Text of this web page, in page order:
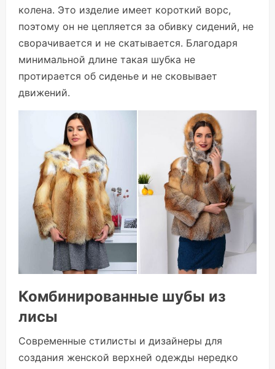
колена. Это изделие имеет короткий ворс,
поэтому он не цепляется за обивку сидений, не
сворачивается и не скатывается. Благодаря
минимальной длине такая шубка не
протирается об сиденье и не сковывает
движений.
Комбинированные шубы из
лисы
Современные стилисты и дизайнеры для
создания женской верхней одежды нередко